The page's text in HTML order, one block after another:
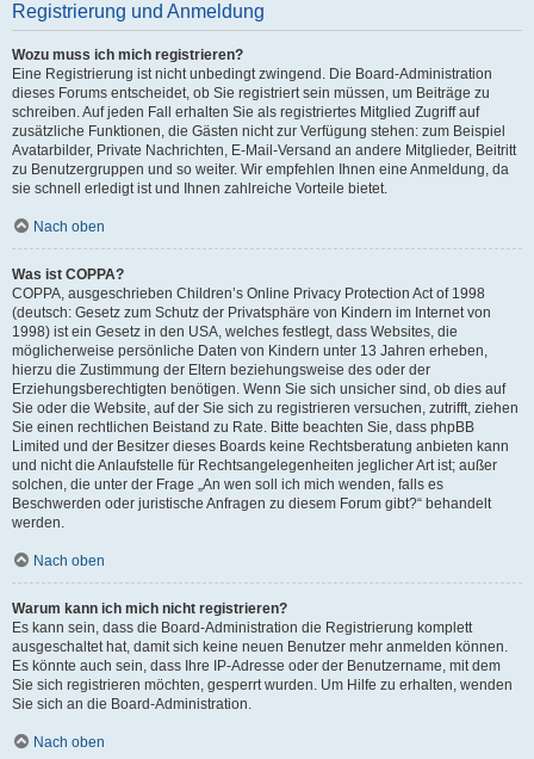
Registrierung und Anmeldung
Wozu muss ich mich registrieren?
Eine Registrierung ist nicht unbedingt zwingend. Die Board-Administration
dieses Forums entscheidet, ob Sie registriert sein müssen, um Beiträge zu
schreiben. Auf jeden Fall erhalten Sie als registriertes Mitglied Zugriff auf
zusätzliche Funktionen, die Gästen nicht zur Verfügung stehen: zum Beispiel
Avatarbilder, Private Nachrichten, E-Mail-Versand an andere Mitglieder, Beitritt
zu Benutzergruppen und so weiter. Wir empfehlen Ihnen eine Anmeldung, da
sie schnell erledigt ist und Ihnen zahlreiche Vorteile bietet.
Nach oben
Was ist COPPA?
COPPA, ausgeschrieben Children’s Online Privacy Protection Act of 1998
(deutsch: Gesetz zum Schutz der Privatsphäre von Kindern im Internet von
1998) ist ein Gesetz in den USA, welches festlegt, dass Websites, die
möglicherweise persönliche Daten von Kindern unter 13 Jahren erheben,
hierzu die Zustimmung der Eltern beziehungsweise des oder der
Erziehungsberechtigten benötigen. Wenn Sie sich unsicher sind, ob dies auf
Sie oder die Website, auf der Sie sich zu registrieren versuchen, zutrifft, ziehen
Sie einen rechtlichen Beistand zu Rate. Bitte beachten Sie, dass phpBB
Limited und der Besitzer dieses Boards keine Rechtsberatung anbieten kann
und nicht die Anlaufstelle für Rechtsangelegenheiten jeglicher Art ist; außer
solchen, die unter der Frage „An wen soll ich mich wenden, falls es
Beschwerden oder juristische Anfragen zu diesem Forum gibt?“ behandelt
werden.
Nach oben
Warum kann ich mich nicht registrieren?
Es kann sein, dass die Board-Administration die Registrierung komplett
ausgeschaltet hat, damit sich keine neuen Benutzer mehr anmelden können.
Es könnte auch sein, dass Ihre IP-Adresse oder der Benutzername, mit dem
Sie sich registrieren möchten, gesperrt wurden. Um Hilfe zu erhalten, wenden
Sie sich an die Board-Administration.
Nach oben